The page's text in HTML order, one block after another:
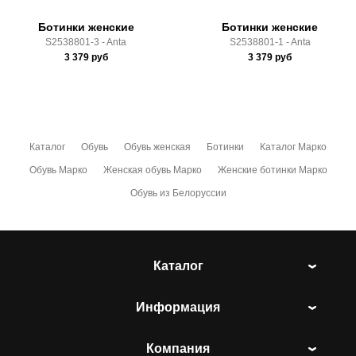
Ботинки женские
S2538801-3 - Anta
3 379руб
Ботинки женские
S2538801-1 - Anta
3 379 руб
Каталог Обувь Обувь женская Ботинки Каталог Марко
Обувь Марко Женская обувь Марко Женские ботинки Марко
Обувь из Белоруссии
Каталог
Информация
Компания